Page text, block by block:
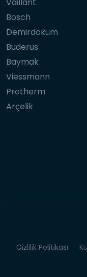
Bosch
Demirdöküm
Buderus
Baymak
Viessmann
Protherm
Arçelik
Gizlilik Politikası